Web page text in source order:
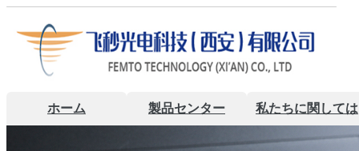
ホーム 製品センター 私たちに関しては